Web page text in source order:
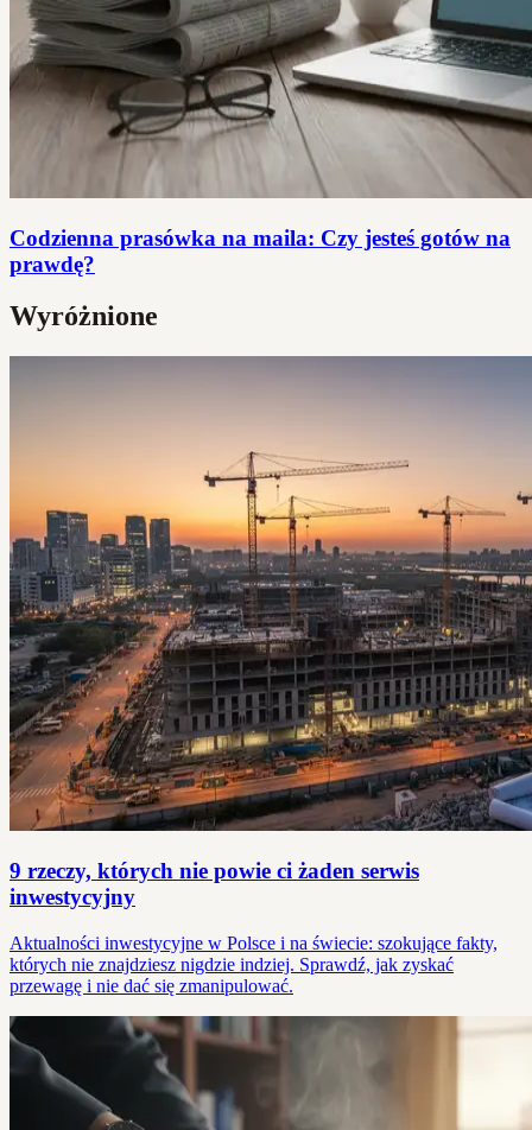
Codzienna prasówka na maila: Czy jesteś gotów na
prawdę?
Wyróżnione
9 rzeczy, których nie powie ci żaden serwis
inwestycyjny
Aktualności inwestycyjne w Polsce i na świecie: szokujące fakty,
których nie znajdziesz nigdzie indziej. Sprawdź, jak zyskać
przewagę i nie dać się zmanipulować.